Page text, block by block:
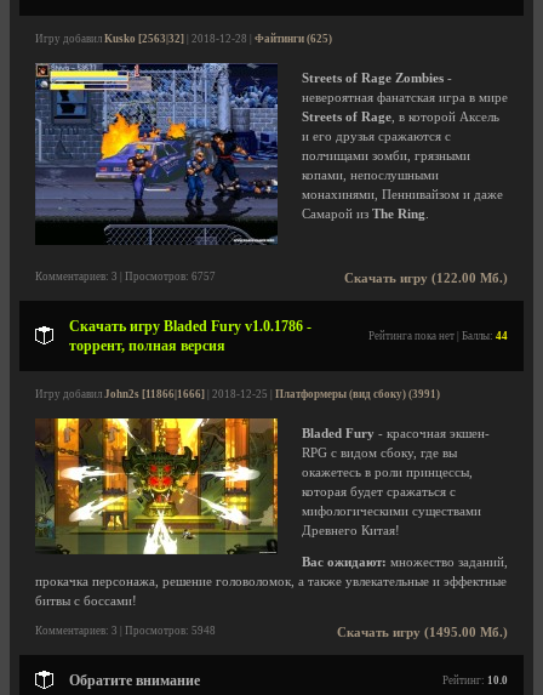
Игру добавил Kusko [2563|32] | 2018-12-28 | Файтинги (625)
Streets of Rage Zombies -
невероятная фанатская игра в мире
Streets of Rage , в которой Аксель
и его друзья сражаются с
полчищами зомби, грязными
копами, непослушными
монахинями, Пеннивайзом и даже
Самарой из The Ring
Скачать игру (122.00 Мб.)
Комментариев: 3 | Просмотров: 6757
Скачать игру Bladed Fury v1.0.1786 -
торрент, полная версия
Рейтинга пока нет | Баллы: 44
Игру добавил John2s [11866|1666] | 2018-12-25 | Платформеры (вид сбоку) (3991)
Bladed Fury - красочная экшен-
RPG с видом сбоку, где вы
окажетесь в роли принцессы,
которая будет сражаться с
мифологическими существами
Древнего Китая!
Вас ожидают: множество заданий,
прокачка персонажа, решение головоломок, а также увлекательные и эффектные
битвы с боссами!
Скачать игру (1495.00 Мб.)
Комментариев: 3 | Просмотров: 5948
Обратите внимание Рейтинг: 10.0